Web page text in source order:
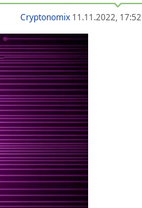
Cryptonomix 11.11.2022, 17:52